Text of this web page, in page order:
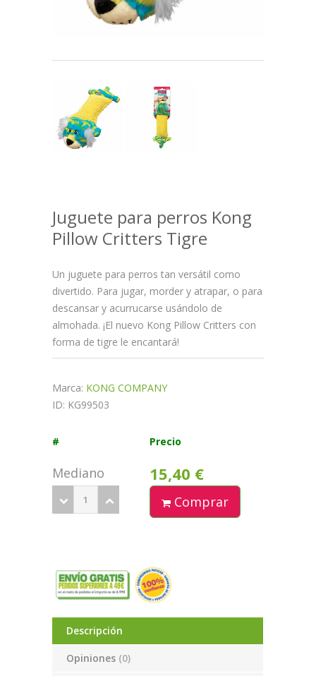
Juguete para perros Kong
Pillow Critters Tigre
Un juguete para perros tan versátil como
divertido. Para jugar, morder y atrapar, o para
descansar y acurrucarse usándolo de
almohada. ¡El nuevo Kong Pillow Critters con
forma de tigre le encantará!
Marca: KONG COMPANY
ID: KG99503
# Precio
Mediano 15,40 €
Comprar
Descripción
Opiniones (0)